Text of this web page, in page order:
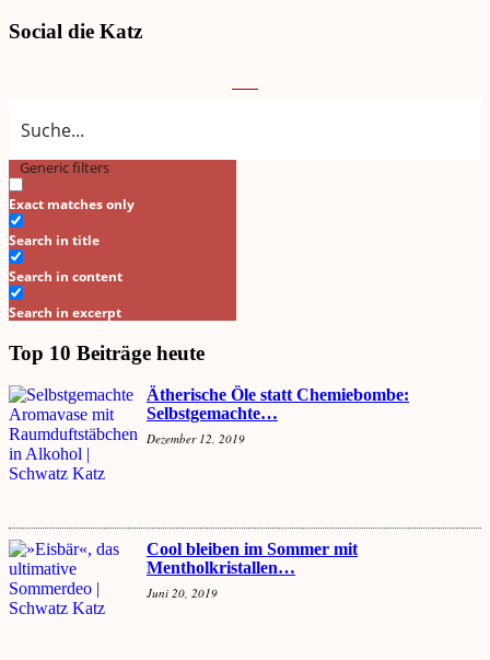
Social die Katz
Generic filters
Exact matches only
Search in title
Search in content
Search in excerpt
Top 10 Beiträge heute
Ätherische Öle statt Chemiebombe:
Selbstgemachte…
Dezember 12, 2019
Cool bleiben im Sommer mit
Mentholkristallen…
Juni 20, 2019